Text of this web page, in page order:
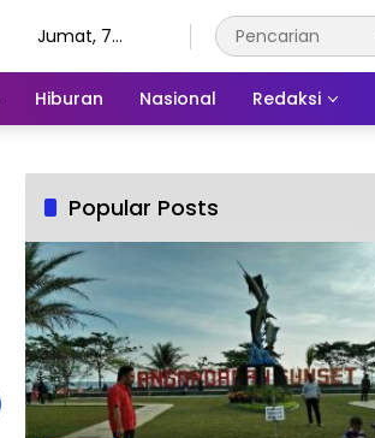
Jumat, 7
Hiburan Nasional Redaksi
Popular Posts